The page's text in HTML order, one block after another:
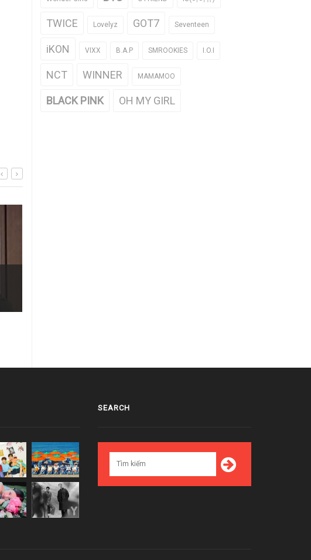
TWICE Lovelyz GOT7 Seventeen
iKON VIXX B.A.P SMROOKIES I.O.I
NCT WINNER MAMAMOO
BLACK PINK OH MY GIRL
SEARCH